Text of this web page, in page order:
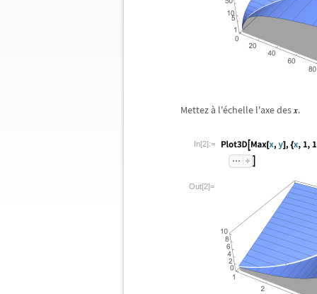
Mettezà l'échelle l'axe des .
In[2]:=
Out[2]=